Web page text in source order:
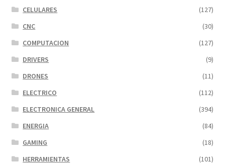
CELULARES
(127)
CNC
(30)
COMPUTACION
(127)
DRIVERS
(9)
DRONES
(11)
ELECTRICO
(112)
ELECTRONICA GENERAL
(394)
ENERGIA
(84)
GAMING
(18)
HERRAMIENTAS
(101)